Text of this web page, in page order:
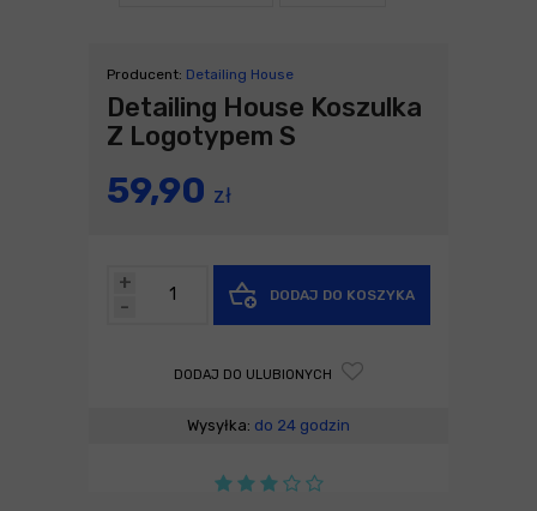
Producent: Detailing House
Detailing House Koszulka
Z Logotypem S
59,90 zł
-
+
DODAJ DO KOSZYKA
DODAJ DO ULUBIONYCH
Wysyłka: do 24 godzin